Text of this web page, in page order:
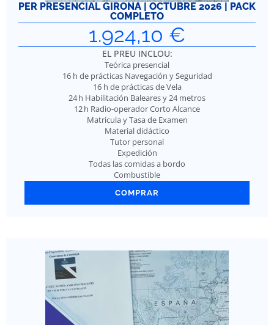
PER PRESENCIAL GIRONA | OCTUBRE 2026 | PACK
COMPLETO
1.924,10 €
EL PREU INCLOU:
Teórica presencial
16 h de prácticas Navegación y Seguridad
16 h de prácticas de Vela
24 h Habilitación Baleares y 24 metros
12 h Radio-operador Corto Alcance
Matrícula y Tasa de Examen
Material didáctico
Tutor personal
Expedición
Todas las comidas a bordo
Combustible
COMPRAR